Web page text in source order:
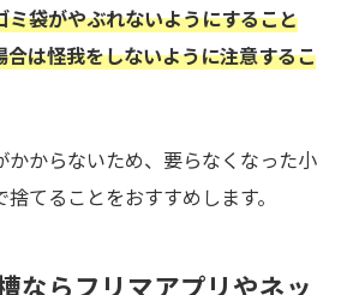
ミ袋がやぶれないようにすること
合は怪我をしないように注意するこ
かからないため、要らなくなった小
てることをおすすめします。
ならフリマアプリやネッ